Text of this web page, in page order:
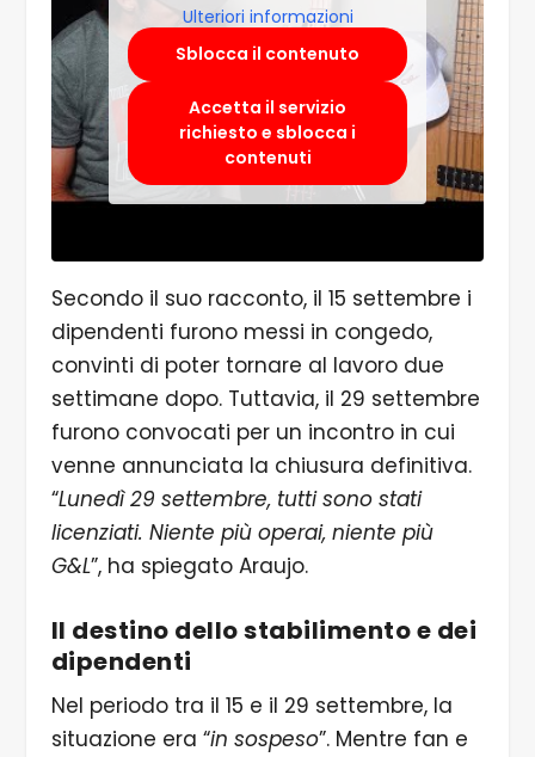
Ulteriori informazioni
Sblocca il contenuto
Accetta il servizio
richiesto e sblocca i
contenuti
Secondo il suo racconto, il 15 settembre i
dipendenti furono messi in congedo,
convinti di poter tornare al lavoro due
settimane dopo. Tuttavia, il 29 settembre
furono convocati per un incontro in cui
venne annunciata la chiusura definitiva.
“Lunedì 29 settembre, tutti sono stati
licenziati. Niente più operai, niente più
G&L”, ha spiegato Araujo.
Il destino dello stabilimento e dei
dipendenti
Nel periodo tra il 15 e il 29 settembre, la
situazione era “in sospeso”. Mentre fan e